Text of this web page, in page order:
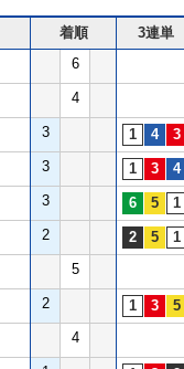
着順
3連単
6
4
3
3
3
2
5
2
4